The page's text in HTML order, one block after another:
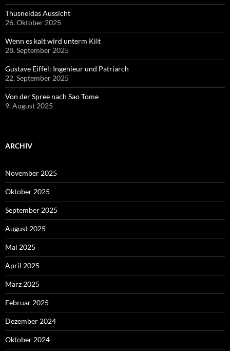
Thusneldas Aussicht
26. Oktober 2025
Wenn es kalt wird unterm Kilt
28. September 2025
Gustave Eiffel: Ingenieur und Patriarch
22. September 2025
Von der Spree nach Sao Tome
9. August 2025
ARCHIV
November 2025
Oktober 2025
September 2025
August 2025
Mai 2025
April 2025
März 2025
Februar 2025
Dezember 2024
Oktober 2024